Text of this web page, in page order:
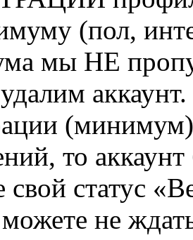
(пол,
мы НЕ
то
свой статус
не